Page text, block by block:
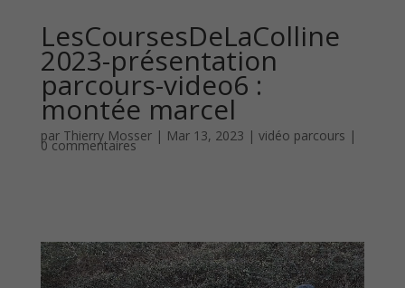
LesCoursesDeLaColline
2023-présentation
parcours-video6 :
montée marcel
par Thierry Mosser| Mar 13, 2023 | vidéo parcours |
0 commentaires